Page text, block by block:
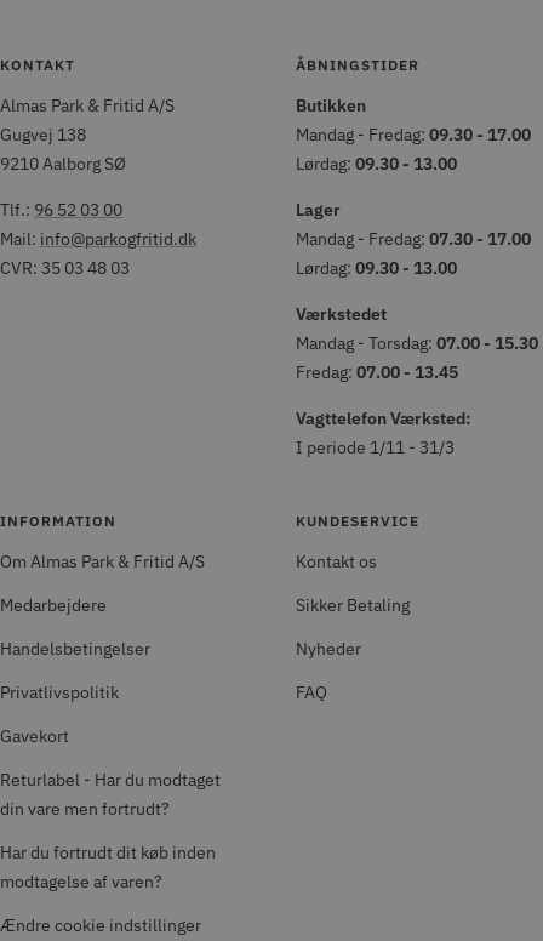
KONTAKT
Almas Park & Fritid A/S
Gugvej 138
9210 Aalborg SØ
Tlf.: 96 52 03 00
Mail: info@parkogfritid.dk
CVR: 35 03 48 03
ÅBNINGSTIDER
Butikken
Mandag - Fredag: 09.30 - 17.00
Lørdag: 09.30 - 13.00
Lager
Mandag - Fredag: 07.30 - 17.00
Lørdag: 09.30 - 13.00
Værkstedet
Mandag - Torsdag: 07.00 - 15.30
Fredag: 07.00 - 13.45
Vagttelefon Værksted:
I periode 1/11 - 31/3
INFORMATION
Om Almas Park & Fritid A/S
Medarbejdere
Handelsbetingelser
Privatlivspolitik
Gavekort
Returlabel - Har du modtaget
din vare men fortrudt?
Har du fortrudt dit køb inden
modtagelse af varen?
Ændre cookie indstillinger
KUNDESERVICE
Kontakt os
Sikker Betaling
Nyheder
FAQ